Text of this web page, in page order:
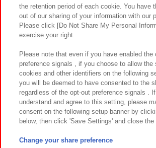
関連会社 サステナビリティ サイ
プライバシーポリシー ウェブアクセシビリテ
お取引先さまとともに
カスタマーハラスメント対応方針 よくあるご質
©Bandai Namco Amusement Inc.
©Bandai Namco Amusement Lab Inc.
the retention period of each cookie. You have
out of our sharing of your information with our
Please click [Do Not Share My Personal
exercise your right.
Please note that even if you have enabled the
preference signals , if you choose to allow the
cookies and other identifiers on the following
you will be deemed to have consented to the
regardless of the opt-out preference signals .
understand and agree to this setting, please
consent on the following setup banner by
below, then click 'Save Settings' and close the
Change your share preference